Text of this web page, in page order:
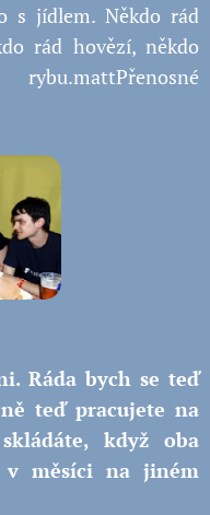
s jídlem. Někdo rád
rád hovězí, někdo
Ráda bych se teď
teď pracujete na
když oba
v měsíci na jiném